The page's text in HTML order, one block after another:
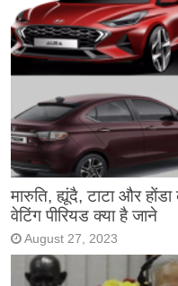
मारुति, ह्यूंदै, टाटा और
वेटिंग पीरियड क्या है जाने
August 27, 2023